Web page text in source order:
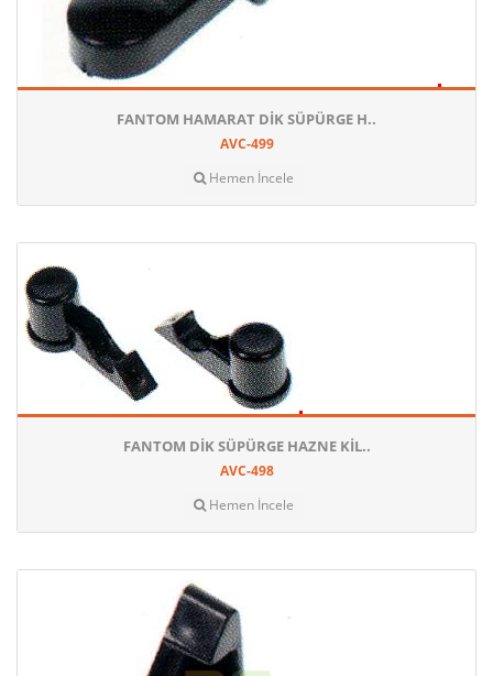
FANTOM HAMARAT DIK SÜPÜRGE H..
AVC-499
Hemen İncele
FANTOM DIK SÜPÜRGE HAZNE KIL..
AVC-498
Hemen İncele